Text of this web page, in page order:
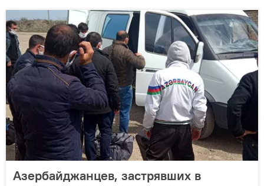
Азербайджанцев, застрявших в